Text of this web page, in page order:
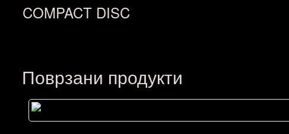
COMPACT DISC
Поврзани продукти